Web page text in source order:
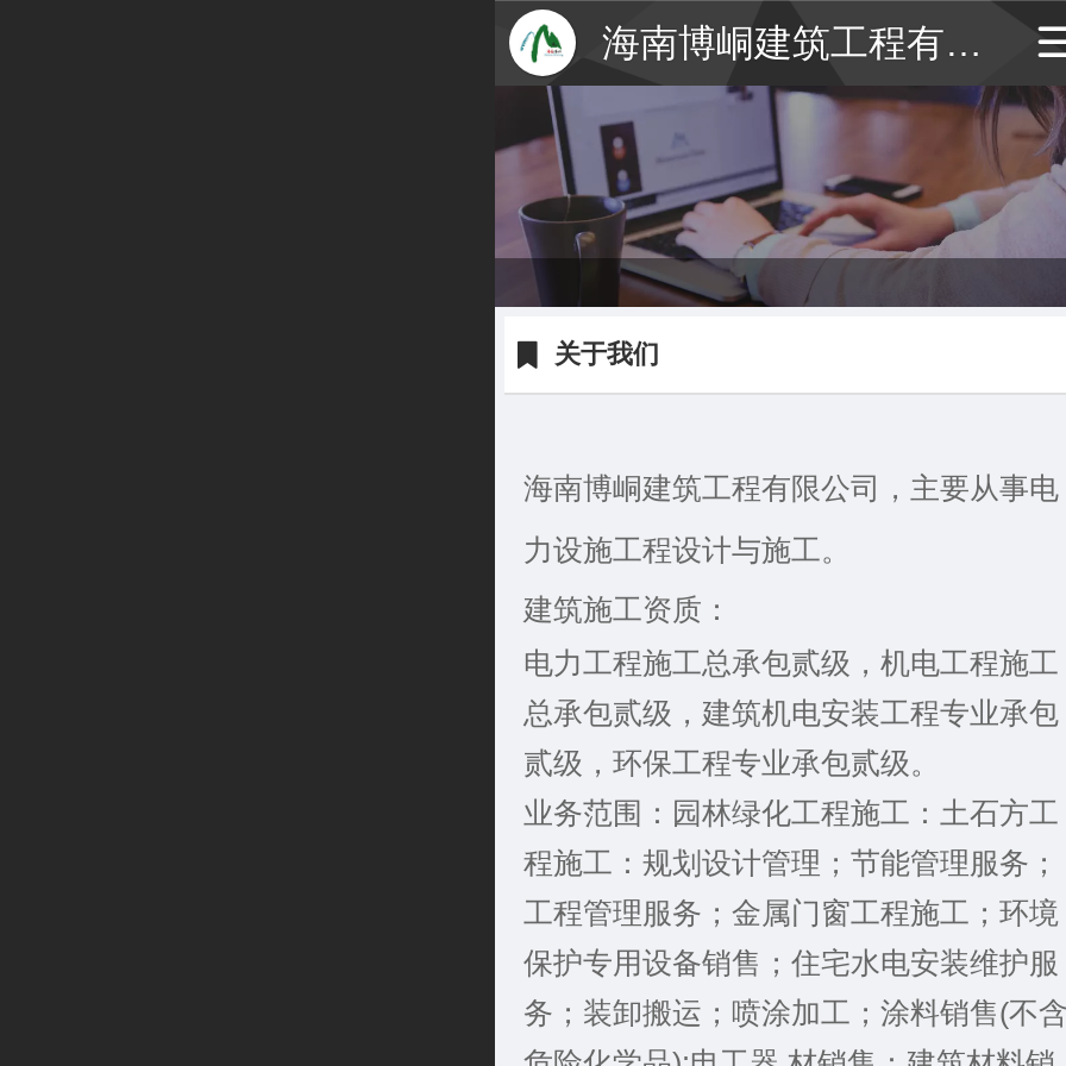
海南博峒建筑工程有限公司
关于我们
海南博峒建筑工程有限公司，主要从事电
力设施工程设计与施工。
建筑施工资质：
电力工程施工总承包贰级，机电工程施工
总承包贰级，建筑机电安装工程专业承包
贰级，环保工程专业承包贰级。
业务范围： 园林绿化工程施工：土石方工
程施工：规划设计管理；节能管理服务；
工程管理服务；金属门窗工程施工；环境
保护专用设备销售；住宅水电安装维护服
务；装卸搬运；喷涂加工；涂料销售(不